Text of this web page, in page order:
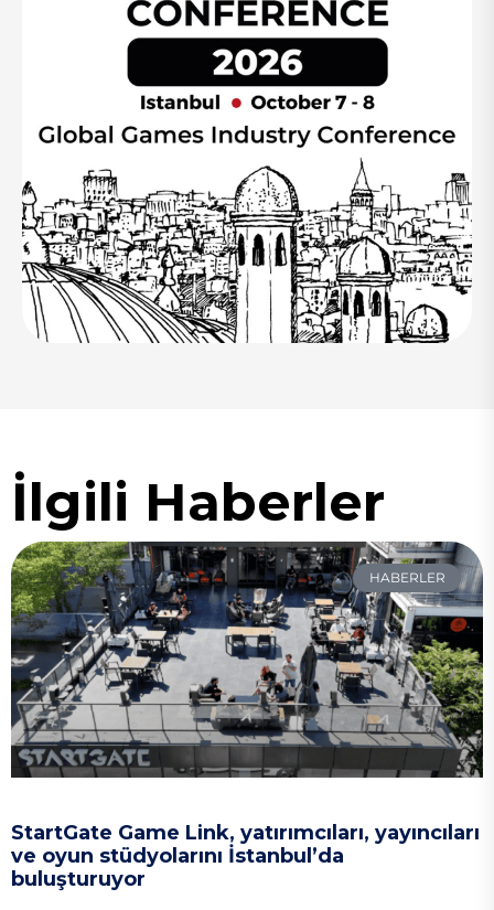
İlgili Haberler
HABERLER
StartGate Game Link, yatırımcıları, yayıncıları
ve oyun stüdyolarını İstanbul’da
buluşturuyor